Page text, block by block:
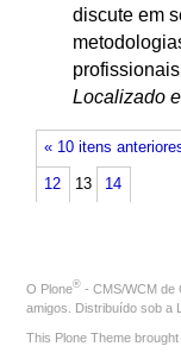
discute em
Localizado
« 10 itens
12 13 14
O Plone® - CMS/WCM de
amigos. Distribuído sob a
This Plone Theme